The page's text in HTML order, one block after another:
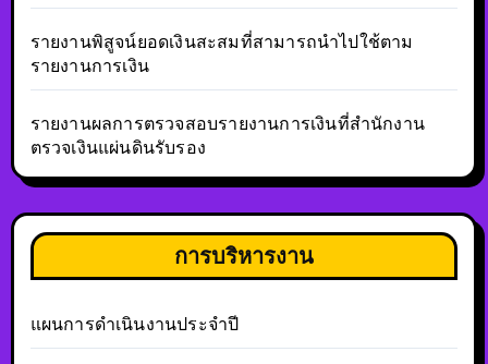
รายงานพิสูจน์ยอดเงินสะสมที่สามารถนำไปใช้ตาม
รายงานการเงิน
รายงานผลการตรวจสอบรายงานการเงินที่สำนักงาน
ตรวจเงินแผ่นดินรับรอง
การบริหารงาน
แผนการดำเนินงานประจำปี